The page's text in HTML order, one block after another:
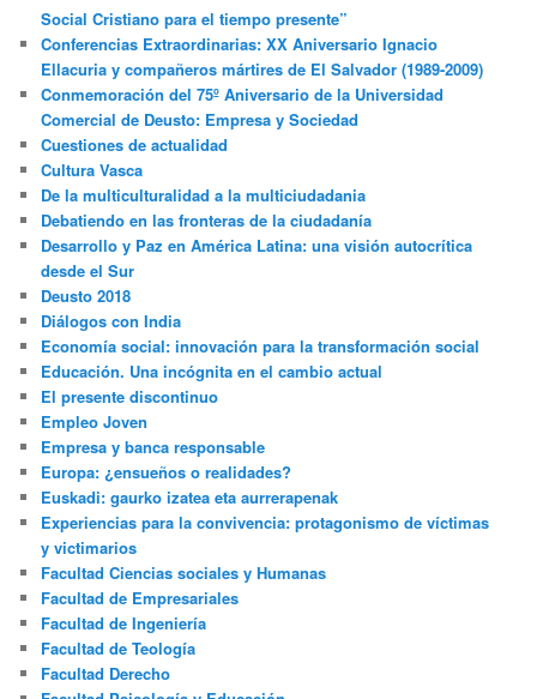
Social Cristiano para el tiempo presente”
Conferencias Extraordinarias: XX Aniversario Ignacio
Ellacuria y compañeros mártires de El Salvador (1989-2009)
Conmemoración del 75º Aniversario de la Universidad
Comercial de Deusto: Empresa y Sociedad
Cuestiones de actualidad
Cultura Vasca
De la multiculturalidad a la multiciudadania
Debatiendo en las fronteras de la ciudadanía
Desarrollo y Paz en América Latina: una visión autocrítica
desde el Sur
Deusto 2018
Diálogos con India
Economía social: innovación para la transformación social
Educación. Una incógnita en el cambio actual
El presente discontinuo
Empleo Joven
Empresa y banca responsable
Europa: ¿ensueños o realidades?
Euskadi: gaurko izatea eta aurrerapenak
Experiencias para la convivencia: protagonismo de víctimas
y victimarios
Facultad Ciencias sociales y Humanas
Facultad de Empresariales
Facultad de Ingeniería
Facultad de Teología
Facultad Derecho